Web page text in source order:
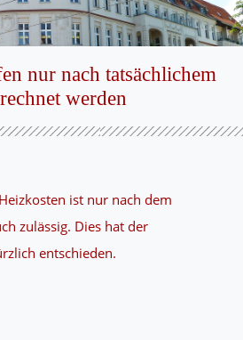
nur nach tatsächlichem
werden
ist nur nach dem
zulässig. Dies hat der
entschieden.